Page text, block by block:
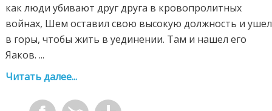
как люди убивают друг друга в кровопролитных
войнах, Шем оставил свою высокую должность и ушел
в горы, чтобы жить в уединении. Там и нашел его
Яаков. ...
Читать далее...